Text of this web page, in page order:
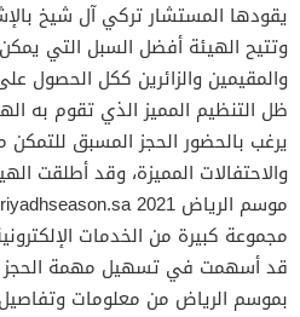
يقودها المستشار تركي آل شيخ
وتتيح الهيئة أفضل السبل التي
والمقيمين والزائرين ككل الحصول
ظل التنظيم المميز الذي تقوم به
يرغب بالحضور الحجز المسبق للتمكن
والاحتفالات المميزة، وقد أطلقت
مجموعة كبيرة من الخدمات
قد أسهمت في تسهيل مهمة الحجز
بموسم الرياض من معلومات